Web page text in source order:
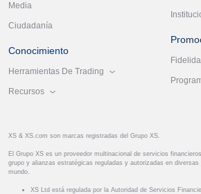
Media
Ciudadanía
Conocimiento
Herramientas De Trading
Recursos
XS & XS.com son marcas registradas del Grupo XS.
El Grupo XS es un proveedor multinacional de servicios
grupo y alianzas estratégicas reguladas y autorizadas en diversas
mundo.
XS Ltd está regulada por la Autoridad de Servicios